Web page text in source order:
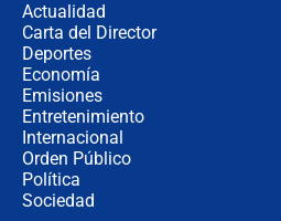
Actualidad
Carta del Director
Deportes
Economía
Emisiones
Entretenimiento
Internacional
Orden Público
Política
Sociedad